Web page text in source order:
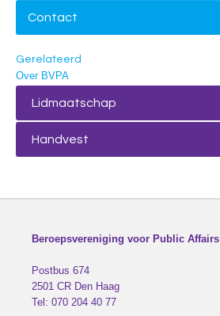
Contact
Gerelateerd
Over BVPA
Lidmaatschap
Handvest
Beroepsvereniging voor Public Affairs
Postbus 674
2501 CR Den Haag
Tel: 070 204 40 77